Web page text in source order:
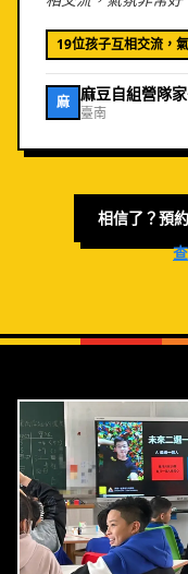
19位孩子互相交流，
麻 麻豆自組營隊
臺南
相信了？預